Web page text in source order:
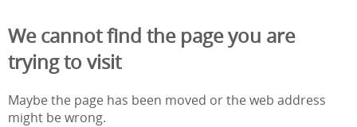
We cannot find the page you are
trying to visit
Maybe the page has been moved or the web address
might be wrong.